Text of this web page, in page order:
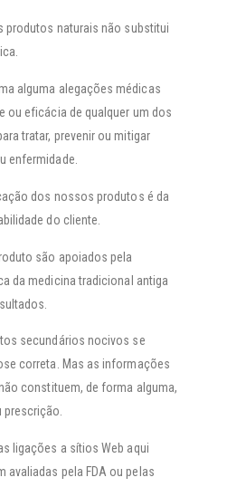
produtos naturais não substitui
alguma alegações médicas
ou eficácia de qualquer um dos
tratar, prevenir ou mitigar
enfermidade.
dos nossos produtos é da
do cliente.
são apoiados pela
da medicina tradicional antiga
secundários nocivos se
correta. Mas as informações
constituem, de forma alguma,
prescrição.
ligações a sítios Web aqui
avaliadas pela FDA ou pelas